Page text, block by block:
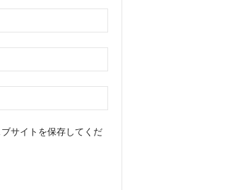
サイトを保存してくだ